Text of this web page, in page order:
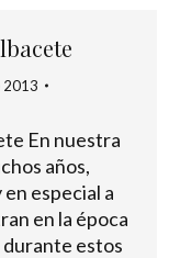
2013
En nuestra
años,
especial a
en la época
durante estos